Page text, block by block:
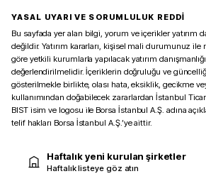
YASAL UYARI VE SORUMLULUK REDDİ
Bu sayfada yer alan bilgi, yorum ve içerikler yatırım
değildir. Yatırım kararları, kişisel mali durumunuz
göre yetkili kurumlarla yapılacak yatırım
değerlendirilmelidir. İçeriklerin doğruluğu ve
gösterilmekle birlikte, olası hata, eksiklik, gecikme
kullanımından doğabilecek zararlardan İstanbul
BIST isim ve logosu ile Borsa İstanbul A.Ş. adına
telif hakları Borsa İstanbul A.Ş.’ye aittir.
Haftalık yeni kurulan şirketler
Haftalık listeye göz atın